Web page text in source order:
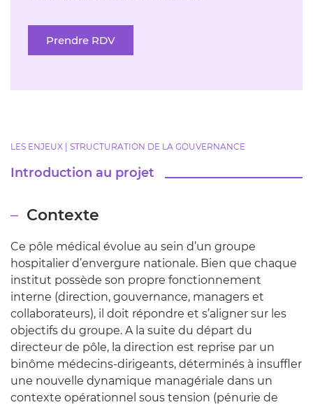
Prendre RDV
LES ENJEUX | STRUCTURATION DE LA GOUVERNANCE
Introduction au projet
Contexte
Ce pôle médical évolue au sein d’un groupe
hospitalier d’envergure nationale. Bien que chaque
institut possède son propre fonctionnement
interne (direction, gouvernance, managers et
collaborateurs), il doit répondre et s’aligner sur les
objectifs du groupe. A la suite du départ du
directeur de pôle, la direction est reprise par un
binôme médecins-dirigeants, déterminés à insuffler
une nouvelle dynamique managériale dans un
contexte opérationnel sous tension (pénurie de